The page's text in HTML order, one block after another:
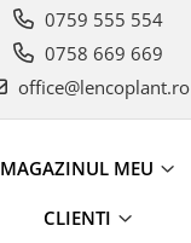
0759 555 554
0758 669 669
office@lencoplant.ro
MAGAZINUL MEU
CLIENTI